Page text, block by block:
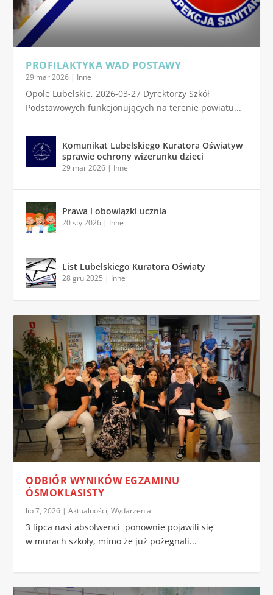
PROFILAKTYKA WAD POSTAWY
29 mar 2026 | Inne
Opole Lubelskie, 2026-03-27 Dyrektorzy Szkół
Podstawowych funkcjonujących na terenie powiatu...
Komunikat Lubelskiego Kuratora Oświatyw
sprawie ochrony wizerunku dzieci
29 mar 2026 | Inne
Prawa i obowiązki ucznia
20 sty 2026 | Inne
List Lubelskiego Kuratora Oświaty
28 gru 2025 | Inne
ODBIÓR WYNIKÓW EGZAMINU
ÓSMOKLASISTY
lip 7, 2026 |Aktualności,Wydarzenia
3 lipca nasi absolwenci ponownie pojawili się
w murach szkoły, mimo że już pożegnali...